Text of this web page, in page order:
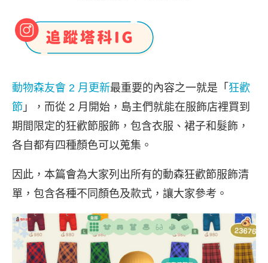
動物森友會 2 月更新最重要的內容之一就是「 狂歡
節 」，而從 2 月開始，島主們就能在服飾店裡買到
期間限定的狂歡節服飾，包含衣服、裙子和髮飾，
各自都有四種顏色可以蒐集。
因此，本篇會為大家列出所有的動森狂歡節服飾清
單，包含各種不同顏色及款式，讓大家參考。